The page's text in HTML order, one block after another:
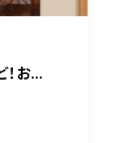
！お...